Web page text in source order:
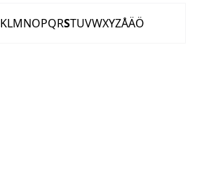
KLMNOPQRSTUVWXYZÅÄÖ